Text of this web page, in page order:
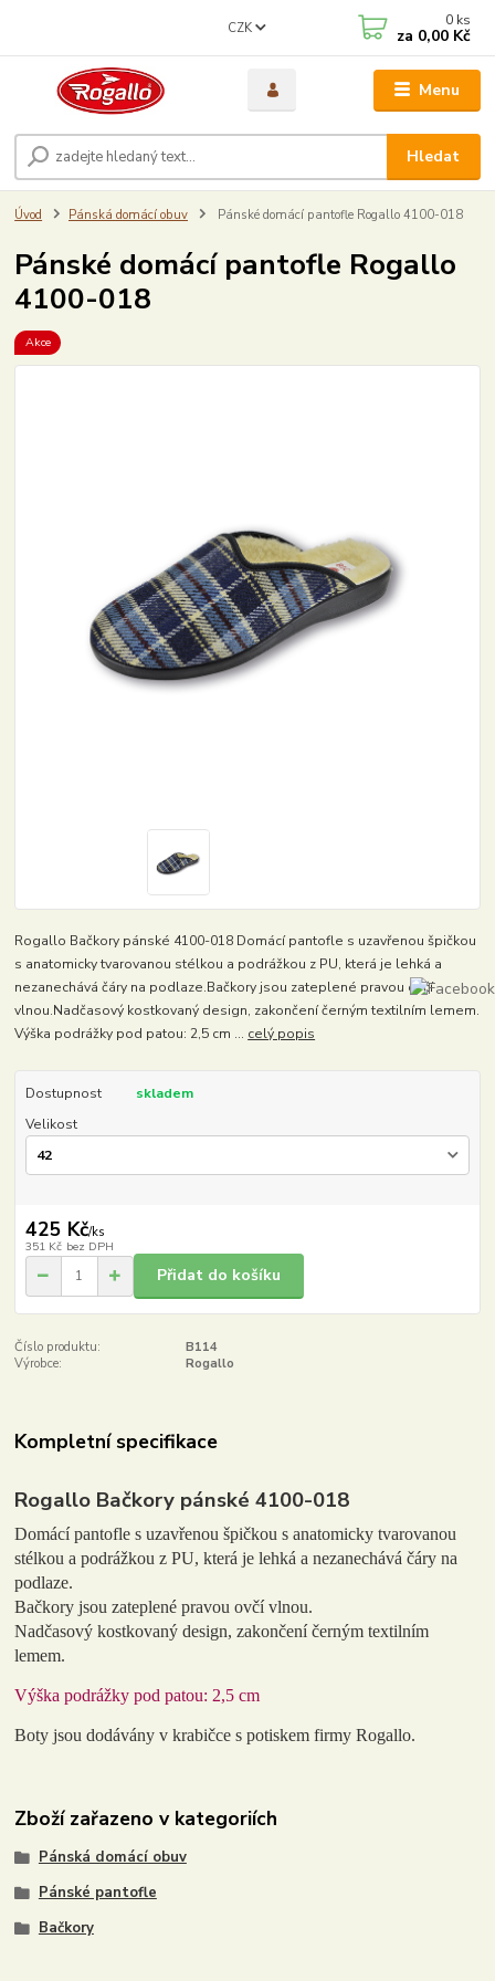
Menu
CZK
Hledat
0 ks
za 0,00 Kč
Úvod Pánská domácí obuv Pánské domácí pantofle Rogallo 4100-018
Pánské domácí pantofle Rogallo
4100-018
Akce
Rogallo Bačkory pánské 4100-018 Domácí pantofle s uzavřenou špičkou
s anatomicky tvarovanou stélkou a podrážkou z PU, která je lehká a
nezanechává čáry na podlaze.Bačkory jsou zateplené pravou ovčí
vlnou.Nadčasový kostkovaný design, zakončení černým textilním lemem.
Výška podrážky pod patou: 2,5 cm ... celý popis
Dostupnost
skladem
Velikost
425 Kč/ks
351 Kč bez DPH
Přidat do košíku
Číslo produktu:
B114
Výrobce:
Rogallo
Kompletní specifikace
Rogallo Bačkory pánské 4100-018
Domácí pantofle s uzavřenou špičkou s anatomicky tvarovanou
stélkou a podrážkou z PU, která je lehká a nezanechává čáry na
podlaze.
Bačkory jsou zateplené pravou ovčí vlnou.
Nadčasový kostkovaný design, zakončení černým textilním
lemem.
Výška podrážky pod patou: 2,5 cm
Boty jsou dodávány v krabičce s potiskem firmy Rogallo.
Zboží zařazeno v kategoriích
Pánská domácí obuv
Pánské pantofle
Bačkory